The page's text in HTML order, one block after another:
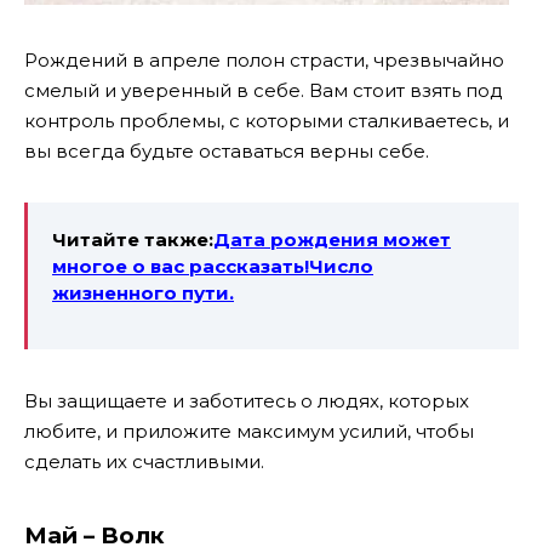
Рождений в апреле полон страсти, чрезвычайно
смелый и уверенный в себе. Вам стоит взять под
контроль проблемы, с которыми сталкиваетесь, и
вы всегда будьте оставаться верны себе.
Читайте также:Дата рождения может
многое о вас рассказать!Число
жизненного пути.
Вы защищаете и заботитесь о людях, которых
любите, и приложите максимум усилий, чтобы
сделать их счастливыми.
Май – Волк